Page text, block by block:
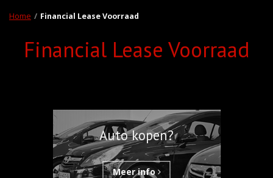
Home Financial Lease Voorraad
Financial Lease Voorraad
Auto kopen?
Meer info